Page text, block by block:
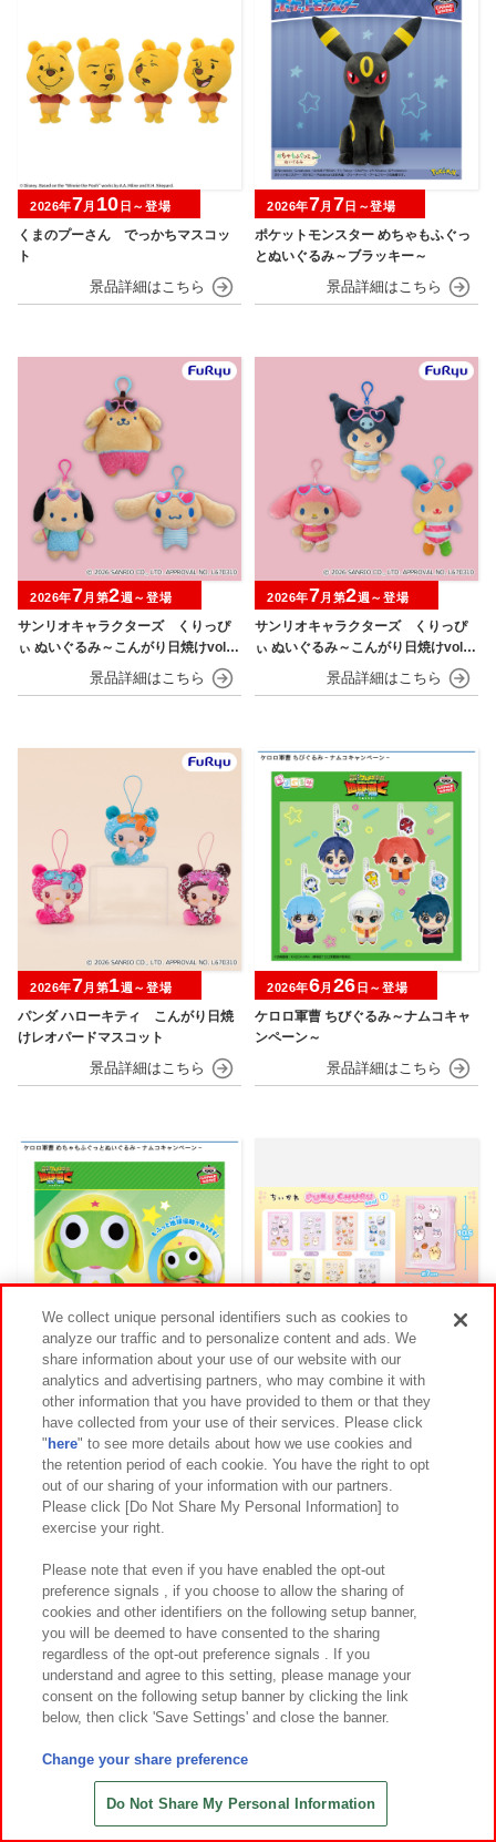
くまのプーさん でっかちマスコッ
ト
2026年7月 10 日～登場
ポケットモンスター めちゃもふぐっ
とぬいぐるみ～ブラッキー～
2026年7月 7 日～登場
サンリオキャラクターズ くりっぴ
ぃ ぬいぐるみ～こんがり日焼けvol.1
2026年7月第2週～登場
サンリオキャラクターズ くりっぴ
ぃ ぬいぐるみ～こんがり日焼けvol.2
2026年7月第2週～登場
パンダ ハローキティ こんがり日焼
けレオパードマスコット
2026年7月第1週～登場
ケロロ軍曹 ちびぐるみ～ナムコキャ
ンペーン～
2026年6月 26 日～登場
ケロロ軍曹 めちゃもふぐっとぬいぐ
るみ－ナムコキャンペーン－
2026年6月26日～登場
ちいかわ PUKU CHURU seal①
2026年6月26日～登場
TVアニメ『ブルーロック』 in ナンジ
2026年6月 26日～登場
それいけ！アンパンマン 折りたた
We collect unique personal identifiers such as cookies to
analyze our traffic and to personalize content and ads. We
share information about your use of our website with our
analytics and advertising partners, who may combine it with
other information that you have provided to them or that they
have collected from your use of their services. Please click
" here" to see more details about how we use cookies and
the retention period of each cookie. You have the right to opt
out of our sharing of your information with our partners.
Please click [Do Not Share My Personal Information] to
exercise your right.
Please note that even if you have enabled the opt-out
preference signals , if you choose to allow the sharing of
cookies and other identifiers on the following setup banner,
you will be deemed to have consented to the sharing
regardless of the opt-out preference signals . If you
understand and agree to this setting, please manage your
consent on the following setup banner by clicking the link
below, then click 'Save Settings' and close the banner.
Change your share preference
Do Not Share My Personal Information